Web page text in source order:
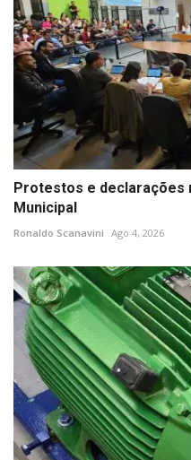
Protestos e declarações
Municipal
Ronaldo Scanavini Ago 4, 2026